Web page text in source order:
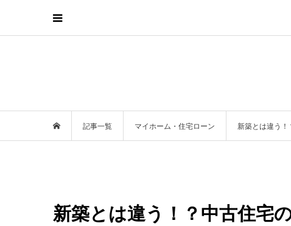
記事一覧 マイホーム・住宅ローン 新築とは違う
新築とは違う！？中古住宅